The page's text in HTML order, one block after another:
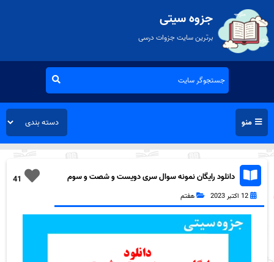
جزوه سیتی
برترین سایت جزوات درسی
منو
41
دانلود رایگان نمونه سوال سری دویست و شصت و سوم
علوم هفتم به همراه pdf
12 اکتبر 2023 هفتم